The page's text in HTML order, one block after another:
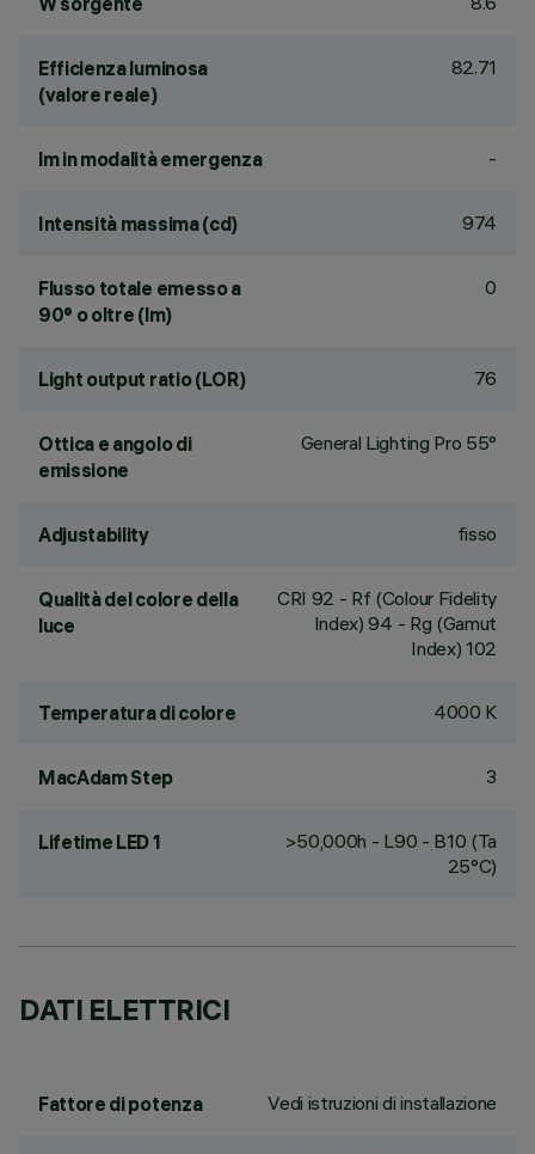
Efficienza luminosa
(valore reale)
82.71
lm in modalità emergenza -
Intensità massima (cd) 974
Flusso totale emesso a
90° o oltre (lm)
0
Light output ratio (LOR) 76
Ottica e angolo di
emissione
General Lighting Pro 55°
Adjustability fisso
Qualità del colore della
luce
CRI 92 - Rf (Colour Fidelity
Index) 94 - Rg (Gamut
Index) 102
Temperatura di colore 4000 K
MacAdam Step 3
Lifetime LED 1
>50,000h - L90 - B10 (Ta
25°C)
DATI ELETTRICI
Fattore di potenza Vedi istruzioni di installazione